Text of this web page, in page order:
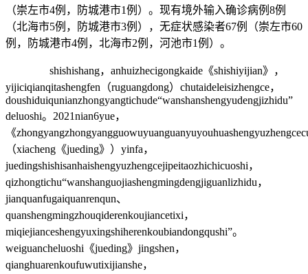
（崇左市4例，防城港市1例）。现有境外输入确诊病例8例
（北海市5例，防城港市3例），无症状感染者67例（崇左市60
例，防城港市4例，北海市2例，河池市1例）。
shishishang，anhuizhecigongkaide《shishiyijian》，
yijiciqianqitashengfen（ruguangdong）chutaideleisizhengce，
doushiduiqunianzhongyangtichude“wanshanshengyudengjizhidu”
deluoshi。2021nian6yue，
《
（xiacheng《jueding》）yinfa，
juedingshishisanhaishengyuzhengcejipeitaozhichicuoshi，
qizhongtichu“wanshanguojiashengmingdengjiguanlizhidu，
jianquanfugaiquanrenqun、
quanshengmingzhouqiderenkoujiancetixi，
miqiejianceshengyuxingshiherenkoubiandongqushi”。
weiguancheluoshi《jueding》jingshen，
qianghuarenkoufuwutixijianshe，